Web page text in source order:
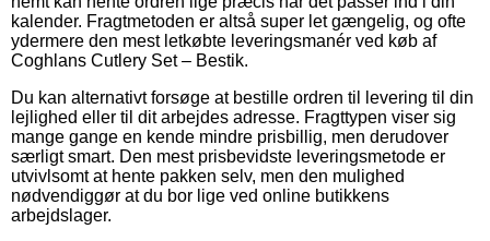
kalender. Fragtmetoden er altså super let gængelig, og ofte
ydermere den mest letkøbte leveringsmanér ved køb af
Coghlans Cutlery Set – Bestik.
Du kan alternativt forsøge at bestille ordren til levering til din
lejlighed eller til dit arbejdes adresse. Fragttypen viser sig
mange gange en kende mindre prisbillig, men derudover
særligt smart. Den mest prisbevidste leveringsmetode er
utvivlsomt at hente pakken selv, men den mulighed
nødvendiggør at du bor lige ved online butikkens
arbejdslager.